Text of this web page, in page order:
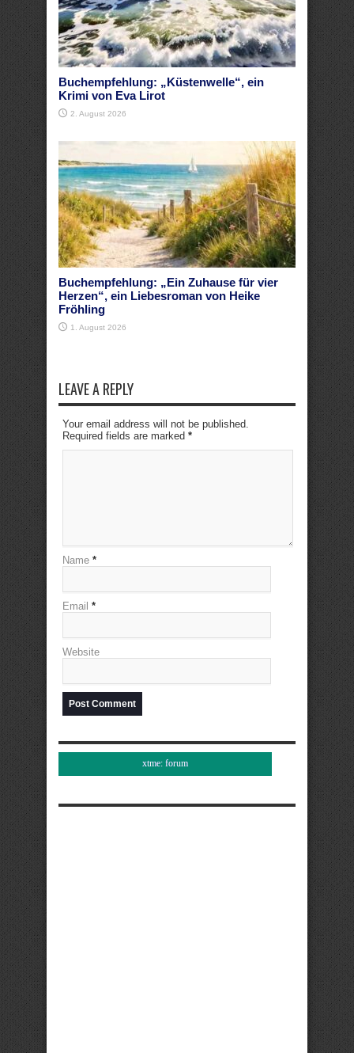
Buchempfehlung: „Küstenwelle“, ein
Krimi von Eva Lirot
2. August 2026
Buchempfehlung: „Ein Zuhause für vier
Herzen“, ein Liebesroman von Heike
Fröhling
1. August 2026
LEAVE A REPLY
Your email address will not be published.
Required fields are marked *
Name *
Email *
Website
xtme: forum